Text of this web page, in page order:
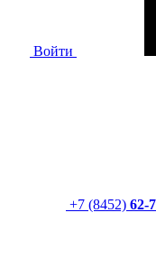
Войти
+7 (8452) 62-